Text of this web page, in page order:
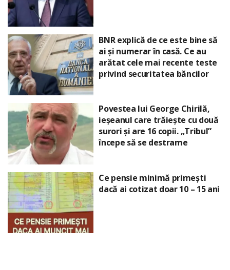
BNR explică de ce este bine să
ai și numerar în casă. Ce au
arătat cele mai recente teste
privind securitatea băncilor
Povestea lui George Chirilă,
ieșeanul care trăiește cu două
surori și are 16 copii. „Tribul”
începe să se destrame
Ce pensie minimă primești
dacă ai cotizat doar 10 – 15 ani